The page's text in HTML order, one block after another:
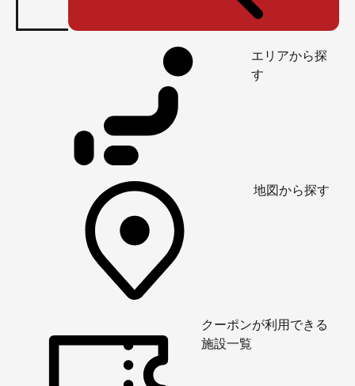
エリアから探
す
地図から探す
クーポンが利用できる
施設一覧